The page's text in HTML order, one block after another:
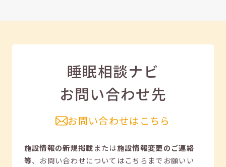
睡眠相談ナビ
お問い合わせ先
お問い合わせはこちら
施設情報の新規掲載または施設情報変更のご連絡
等、 お問い合わせについてはこちらまでお願いい